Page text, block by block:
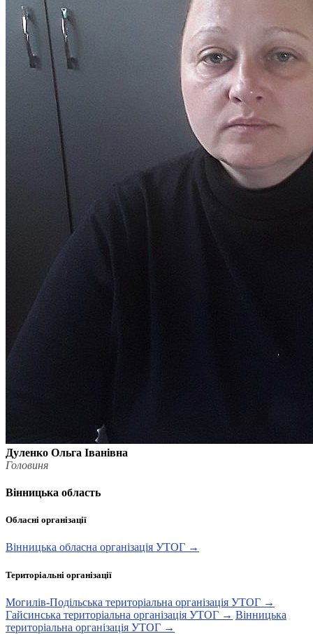
Дуленко Ольга Іванівна
Головиня
Вінницька область
Обласні організації
Вінницька обласна організація УТОГ →
Територіальні організації
Могилів-Подільська територіальна організація УТОГ →
Гайсинська територіальна організація УТОГ → Вінницька
територіальна організація УТОГ →